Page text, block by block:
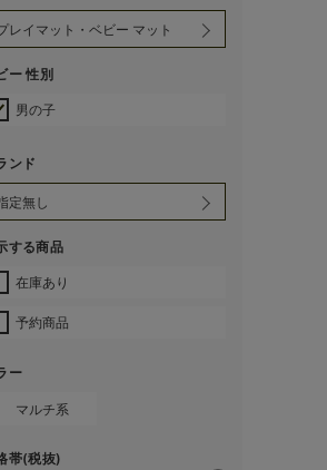
ー 性別
男の子
ンド
する商品
在庫あり
予約商品
ー
マルチ系
帯(税抜)